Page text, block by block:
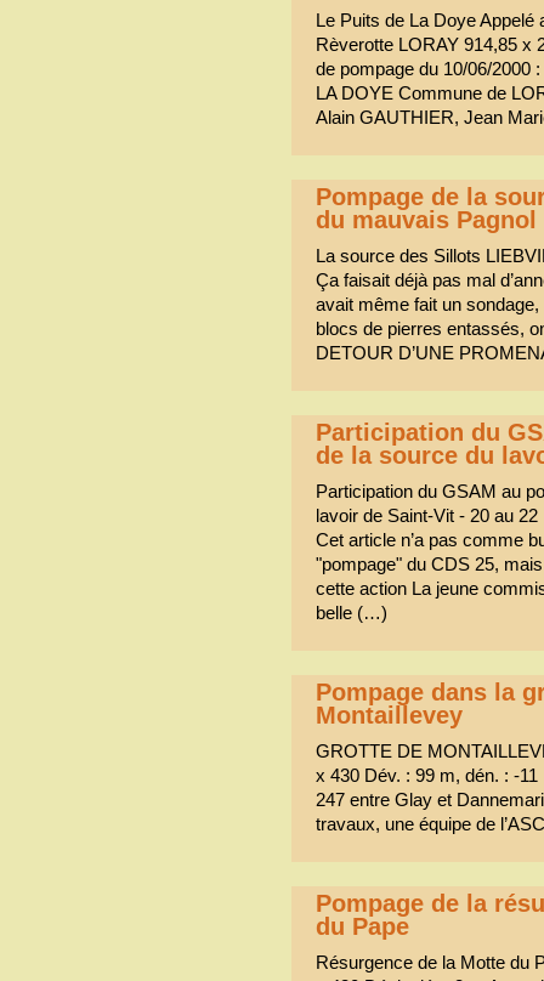
Le Puits de La Doye
Rèverotte LORAY 914,85 x
de pompage du 10/06/
LA DOYE Commune de
Alain GAUTHIER, Jean
Pompage de la
du mauvais Pagnol
La source des Sillots
Ça faisait déjà pas mal
avait même fait un
blocs de pierres entassés,
DETOUR D’UNE
Participation du
de la source du
Participation du GSAM au
lavoir de Saint-Vit - 20 au
Cet article n’a pas comme
"pompage" du CDS 25,
cette action La jeune
belle (…)
Pompage dans la
Montaillevey
GROTTE DE
x 430 Dév. : 99 m, dén. : -
247 entre Glay et
travaux, une équipe de
Pompage de la
du Pape
Résurgence de la Motte du